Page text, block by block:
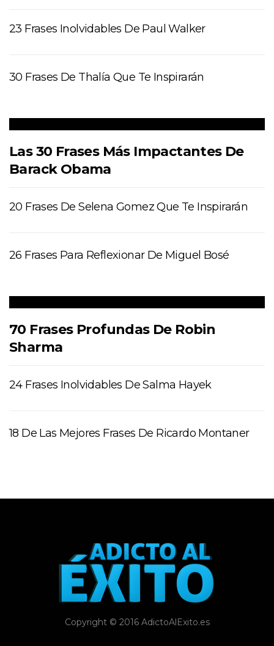
23 Frases Inolvidables De Paul Walker
30 Frases De Thalía Que Te Inspirarán
Las 30 Frases Más Impactantes De
Barack Obama
20 Frases De Selena Gomez Que Te Inspirarán
26 Frases Para Reflexionar De Miguel Bosé
70 Frases Profundas De Robin
Sharma
24 Frases Inolvidables De Salma Hayek
18 De Las Mejores Frases De Ricardo Montaner
Copyright © 2016 AdictoAlExito.es